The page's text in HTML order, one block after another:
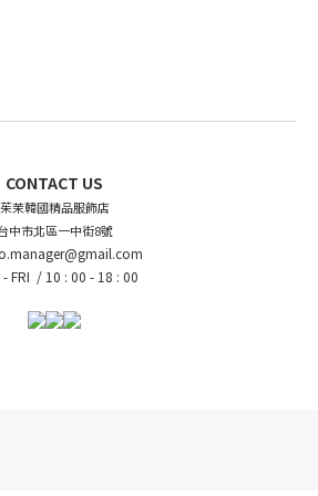
CONTACT US
茱茉韓國精品服飾店
中市北區一中街8號
- FRI / 10 : 00 - 18 : 00